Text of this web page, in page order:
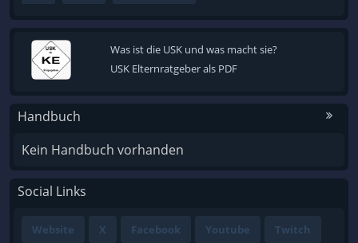
Was ist die USK und was macht sie?
USK Elternratgeber als PDF
Handbuch
Kein Handbuch vorhanden
Social Links
Website X Facebook Youtube Twitch